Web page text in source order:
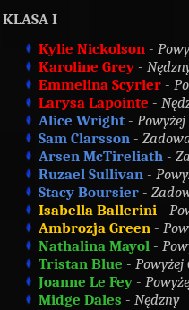
KLASA I
Kylie Nickolson -
Karoline Grey -
Emmelina Scyrler -
Larysa Lapointe -
Alice Wright -
Sam Clarsson -
Arsen McTireliath -
Ruzael Sullivan -
Stacy Boursier -
Isabella Ballerini -
Ambrozja Green -
Nathalina Mayol -
Tristan Blue - Powyżej
Joanne Le Fey -
Midge Dales - Nędzny